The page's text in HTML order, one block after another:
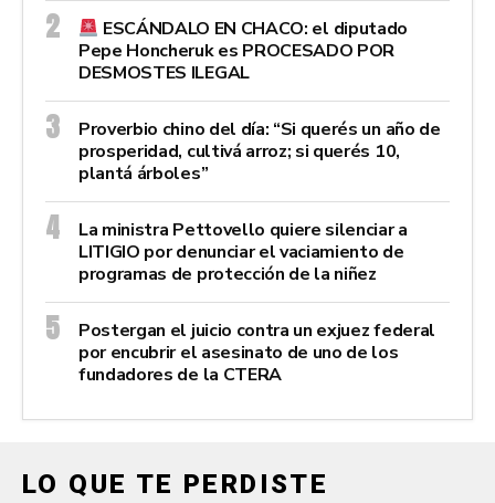
ESCÁNDALO EN CHACO: el diputado
Pepe Honcheruk es PROCESADO POR
DESMOSTES ILEGAL
Proverbio chino del día: “Si querés un año de
prosperidad, cultivá arroz; si querés 10,
plantá árboles”
La ministra Pettovello quiere silenciar a
LITIGIO por denunciar el vaciamiento de
programas de protección de la niñez
Postergan el juicio contra un exjuez federal
por encubrir el asesinato de uno de los
fundadores de la CTERA
LO QUE TE PERDISTE